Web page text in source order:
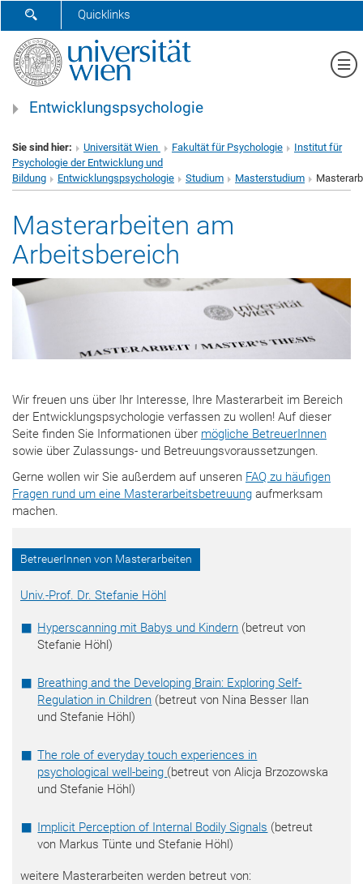
SUCHFORMULAR ÖFFNEN
Quicklinks
Entwicklungspsychologie
Sie sind hier: Universität Wien Fakultät für Psychologie
Institut für
Psychologie der Entwicklung und
Bildung
Entwicklungspsychologie Studium Masterstudium
Masterarbeiten am
Arbeitsbereich
Wir freuen uns über Ihr Interesse, Ihre Masterarbeit im Bereich
der Entwicklungspsychologie verfassen zu wollen! Auf dieser
Seite finden Sie Informationen über mögliche BetreuerInnen
sowie über Zulassungs- und Betreuungsvoraussetzungen.
Gerne wollen wir Sie außerdem auf unseren FAQ zu häufigen
Fragen rund um eine Masterarbeitsbetreuung aufmerksam
machen.
BetreuerInnen von Masterarbeiten
Univ.-Prof. Dr. Stefanie Höhl
Hyperscanning mit Babys und Kindern (betreut von
Stefanie Höhl)
Breathing and the Developing Brain: Exploring Self-
Regulation in Children (betreut von Nina Besser Ilan
und Stefanie Höhl)
The role of everyday touch experiences in
psychological well-being (betreut von Alicja Brzozowska
und Stefanie Höhl)
Implicit Perception of Internal Bodily Signals (betreut
von Markus Tünte und Stefanie Höhl)
weitere Masterarbeiten werden betreut von: